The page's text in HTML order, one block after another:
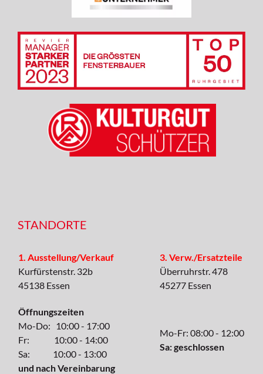
STANDORTE
1. Ausstellung/Verkauf
Kurfürstenstr. 32b
45138 Essen
3. Verw./Ersatzteile
Überruhrstr. 478
45277 Essen
Öffnungszeiten
Mo-Do: 10:00 - 17:00
Fr: 10:00 - 14:00
Sa: 10:00 - 13:00
und nach Vereinbarung
Mo-Fr: 08:00 - 12:00
Sa: geschlossen